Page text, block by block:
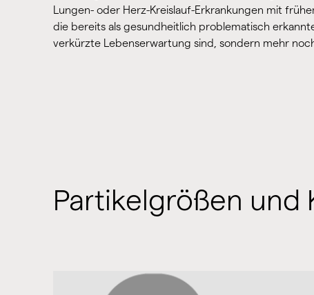
Lungen- oder Herz-Kreislauf-Erkrankungen mit
die bereits als gesundheitlich problematisch
verkürzte Lebenserwartung sind, sondern mehr
Partikelgrößen und